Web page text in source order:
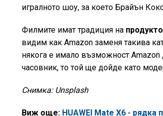
игралното шоу, за което Брайън
Филмите имат традиция на
видим как Amazon заменя такива
някога е имало възможност Amazon
часовник, то той ще дойде като
Снимка: Unsplash
Виж още: HUAWEI Mate X6 -